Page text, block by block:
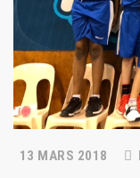
13 MARS 2018